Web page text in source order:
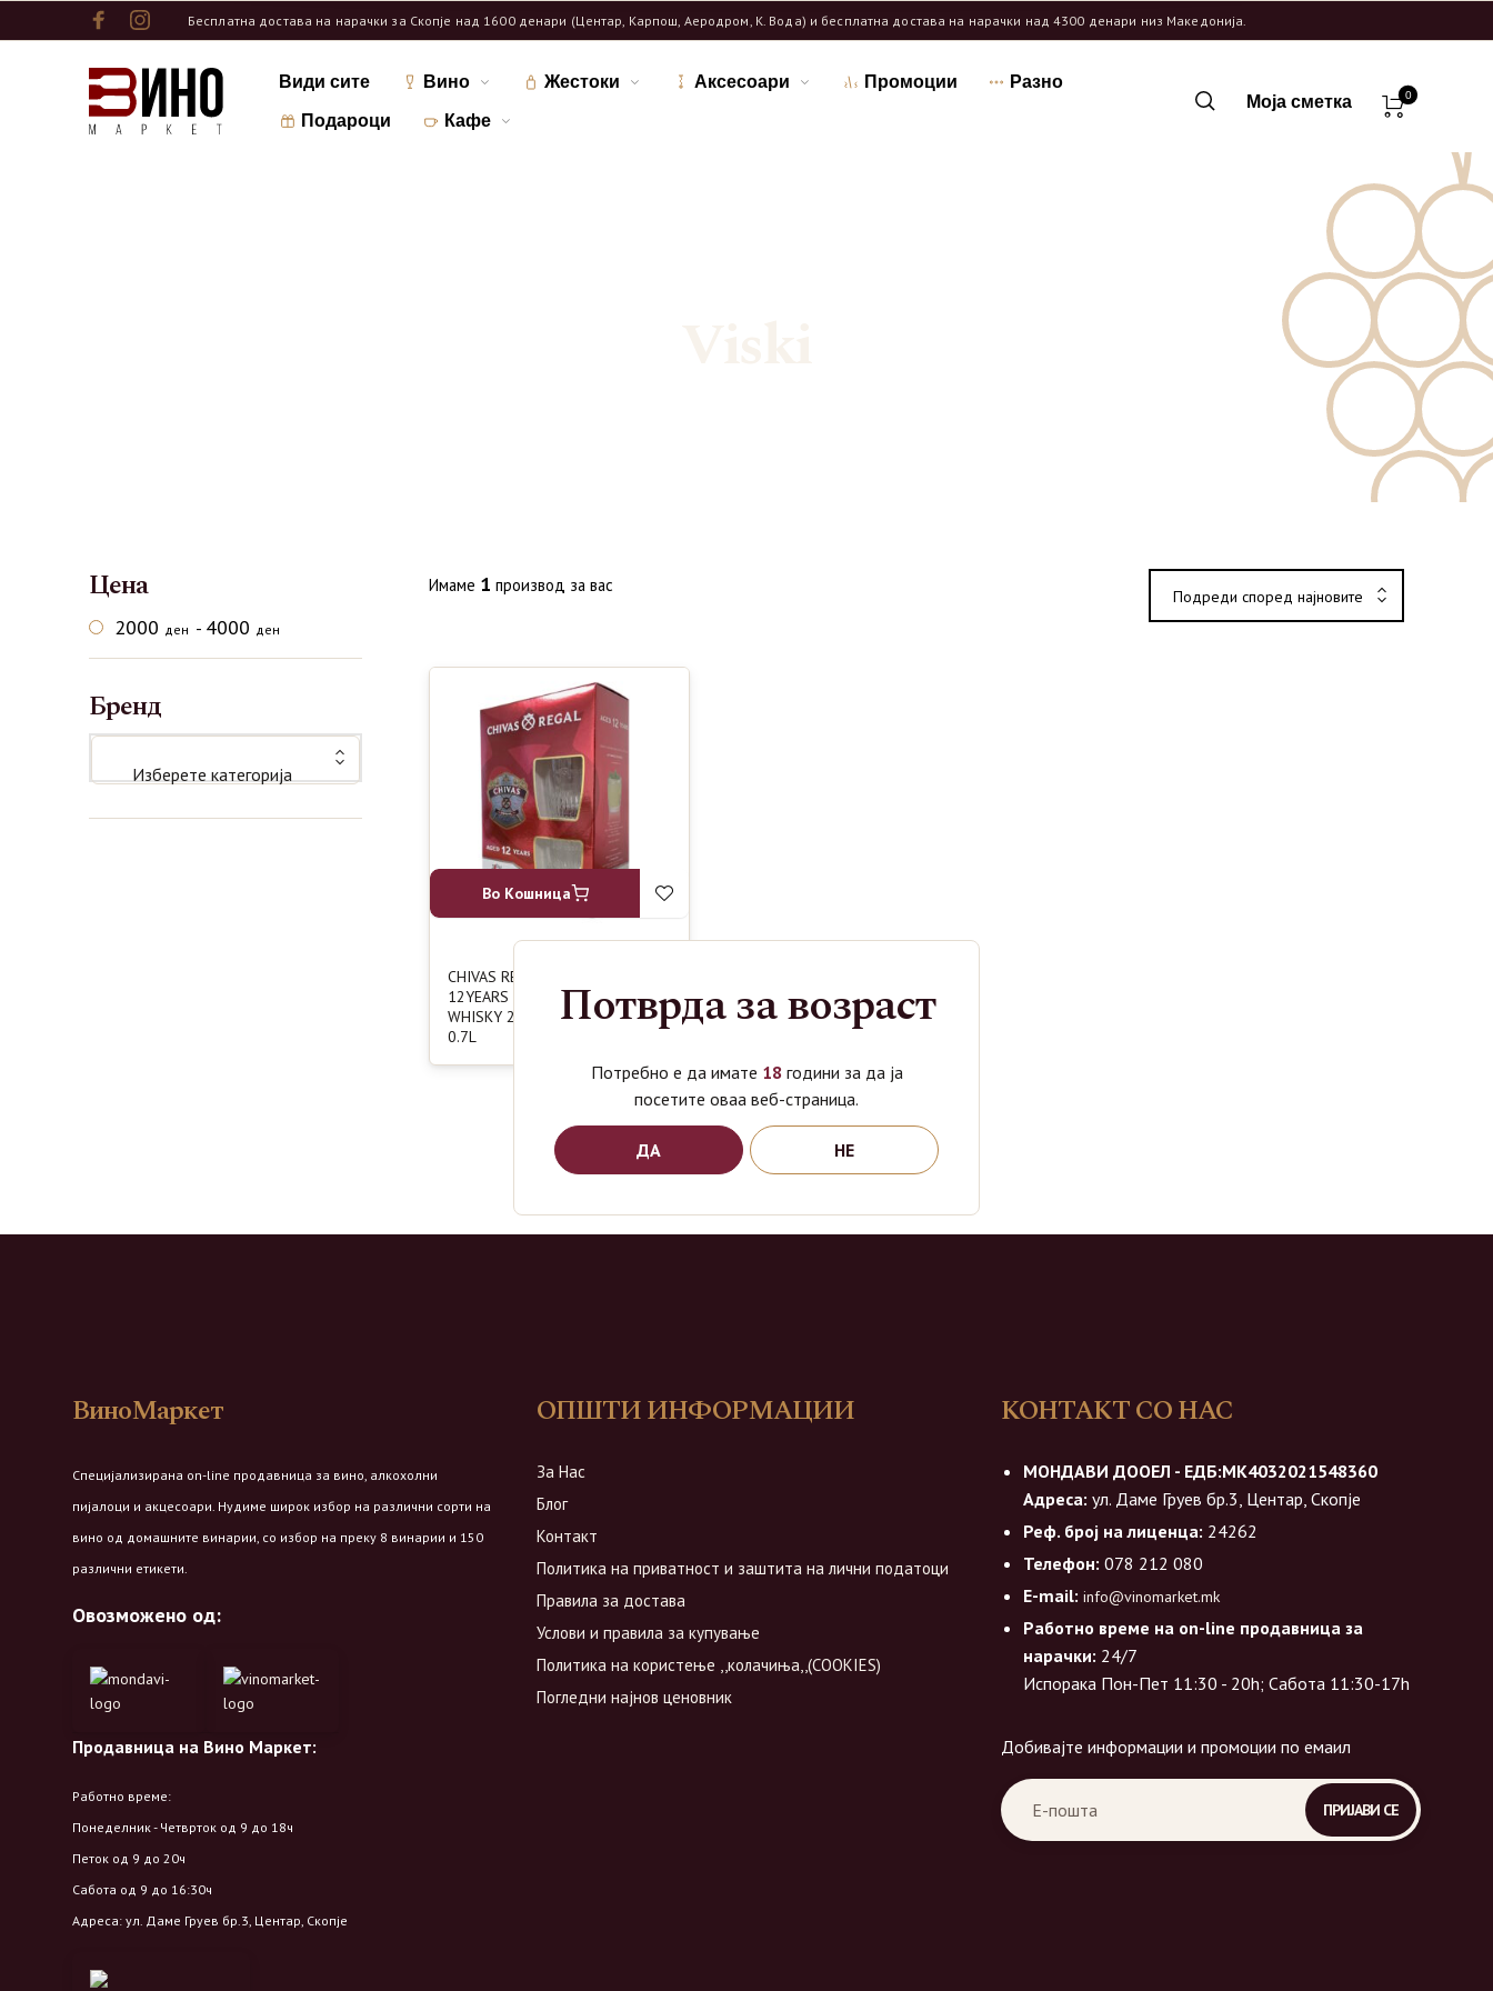
Бесплатна достава на нарачки за Скопје над 1600 денари (Центар, Карпош, Аеродром, К. Вода) и бесплатна достава на нарачки над 4300 денари низ Македонија.
Види сите Вино Жестоки Аксесоари Промоции Разно
Подароци Кафе
Моја сметка 0
Цена
2000 ден - 4000 ден
Бренд
Изберете категорија
Имаме 1 производ за вас
Подреди според најновите
Во Кошница
CHIVAS REGAL
12YEARS SCOTCH
WHISKY 2 GLASS
0.7L
ВиноМаркет
Специјализирана on-line продавница за вино, алкохолни
пијалоци и акцесоари. Нудиме широк избор на различни сорти на
вино од домашните винарии, со избор на преку 8 винарии и 150
различни етикети.
Овозможено од:
Продавница на Вино Маркет:
Работно време:
Понеделник - Четврток од 9 до 18ч
Петок од 9 до 20ч
Сабота од 9 до 16:30ч
Адреса: ул. Даме Груев бр.3, Центар, Скопје
ОПШТИ ИНФОРМАЦИИ
За Нас
Блог
Контакт
Политика на приватност и заштита на лични податоци
Правила за достава
Услови и правила за купување
Политика на користење ,,колачиња,,(COOKIES)
Погледни најнов ценовник
КОНТАКТ СО НАС
МОНДАВИ ДООЕЛ - ЕДБ:МК4032021548360
Адреса: ул. Даме Груев бр.3, Центар, Скопје
Реф. број на лиценца: 24262
Телефон: 078 212 080
E-mail: info@vinomarket.mk
Работно време на on-line продавница за
нарачки: 24/7
Испорака Пон-Пет 11:30 - 20h; Сабота 11:30-17h
Добивајте информации и промоции по емаил
Потврда за возраст
Потребно е да имате 18 години за да ја
посетите оваа веб-страница.
ДА НЕ